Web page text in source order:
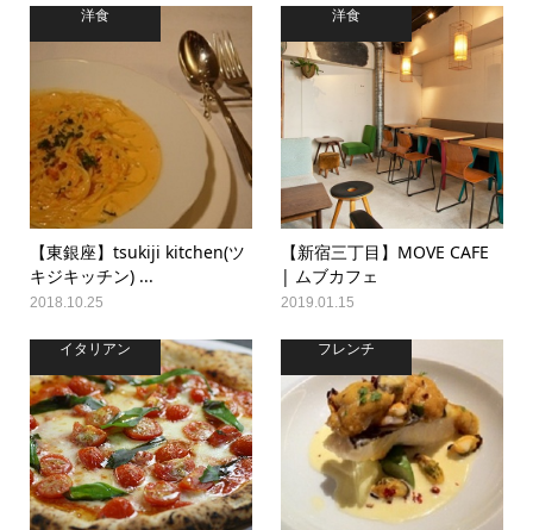
洋食
【東銀座】tsukiji kitchen(ツ
キジキッチン) ...
2018.10.25
洋食
【新宿三丁目】MOVE CAFE
| ムブカフェ
2019.01.15
イタリアン フレンチ